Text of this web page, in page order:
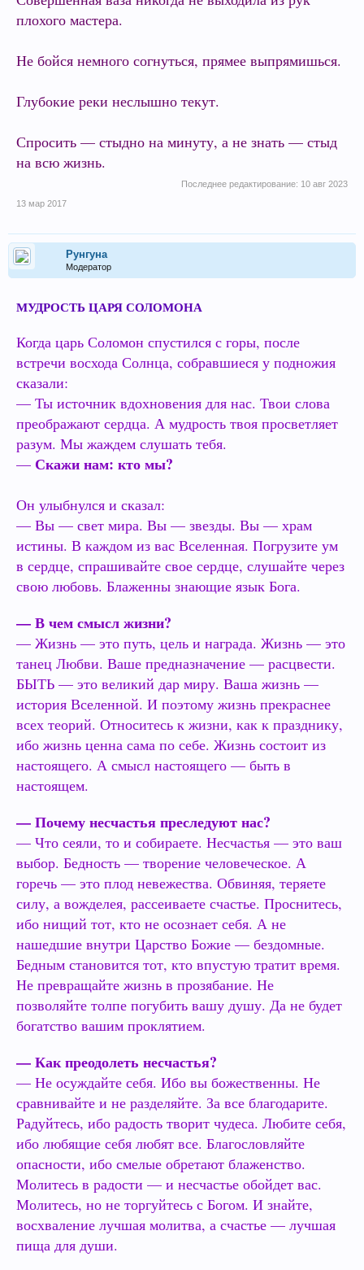
плохого мастера.
Не бойся немного согнуться, прямее выпрямишься.
Глубокие реки неслышно текут.
Спросить — стыдно на минуту, а не знать — стыд
на всю жизнь.
Последнее редактирование: 10 авг 2023
13 мар 2017
Рунгуна
Модератор
МУДРОСТЬ ЦАРЯ СОЛОМОНА
Когда царь Соломон спустился с горы, после
встречи восхода Солнца, собравшиеся у подножия
сказали:
— Ты источник вдохновения для нас. Твои слова
преображают сердца. А мудрость твоя просветляет
разум. Мы жаждем слушать тебя.
— Скажи нам: кто мы?
Он улыбнулся и сказал:
— Вы — свет мира. Вы — звезды. Вы — храм
истины. В каждом из вас Вселенная. Погрузите ум
в сердце, спрашивайте свое сердце, слушайте через
свою любовь. Блаженны знающие язык Бога.
— В чем смысл жизни?
— Жизнь — это путь, цель и награда. Жизнь — это
танец Любви. Ваше предназначение — расцвести.
БЫТЬ — это великий дар миру. Ваша жизнь —
история Вселенной. И поэтому жизнь прекраснее
всех теорий. Относитесь к жизни, как к празднику,
ибо жизнь ценна сама по себе. Жизнь состоит из
настоящего. А смысл настоящего — быть в
настоящем.
— Почему несчастья преследуют нас?
— Что сеяли, то и собираете. Несчастья — это ваш
выбор. Бедность — творение человеческое. А
горечь — это плод невежества. Обвиняя, теряете
силу, а вожделея, рассеиваете счастье. Проснитесь,
ибо нищий тот, кто не осознает себя. А не
нашедшие внутри Царство Божие — бездомные.
Бедным становится тот, кто впустую тратит время.
Не превращайте жизнь в прозябание. Не
позволяйте толпе погубить вашу душу. Да не будет
богатство вашим проклятием.
— Как преодолеть несчастья?
— Не осуждайте себя. Ибо вы божественны. Не
сравнивайте и не разделяйте. За все благодарите.
Радуйтесь, ибо радость творит чудеса. Любите себя,
ибо любящие себя любят все. Благословляйте
опасности, ибо смелые обретают блаженство.
Молитесь в радости — и несчастье обойдет вас.
Молитесь, но не торгуйтесь с Богом. И знайте,
восхваление лучшая молитва, а счастье — лучшая
пища для души.